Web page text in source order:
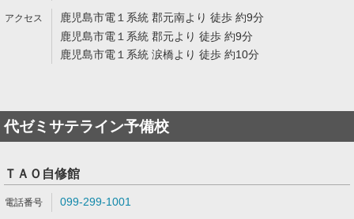
鹿児島市電１系統 郡元南より 徒歩 約9分
鹿児島市電１系統 郡元より 徒歩 約9分
鹿児島市電１系統 涙橋より 徒歩 約10分
代ゼミサテライン予備校
ＴＡＯ自修館
099-299-1001